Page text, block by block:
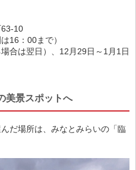
10
16：00まで）
合は翌日）、12月29日～1月1日
美景スポットへ
だ場所は、みなとみらいの「臨